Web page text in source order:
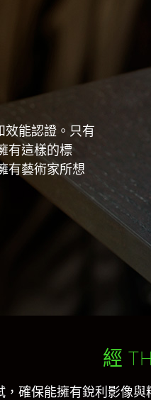
效能認證。只有
有這樣的標
有藝術家所想
經
確保能擁有銳利影像